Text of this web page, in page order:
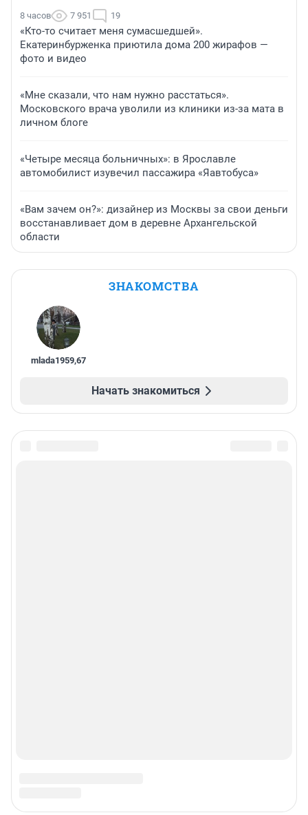
8 часов 7 951 19
«Кто-то считает меня сумасшедшей».
Екатеринбурженка приютила дома 200 жирафов —
фото и видео
«Мне сказали, что нам нужно расстаться».
Московского врача уволили из клиники из-за мата в
личном блоге
«Четыре месяца больничных»: в Ярославле
автомобилист изувечил пассажира «Яавтобуса»
«Вам зачем он?»: дизайнер из Москвы за свои деньги
восстанавливает дом в деревне Архангельской
области
ЗНАКОМСТВА
mlada1959,67
Начать знакомиться